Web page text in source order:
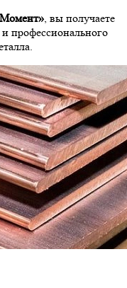
, вы получаете
и профессионального